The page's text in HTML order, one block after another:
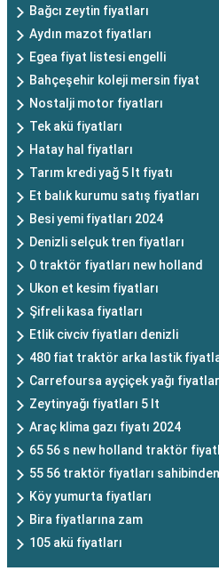
Bağcı zeytin fiyatları
Aydın mazot fiyatları
Egea fiyat listesi engelli
Bahçeşehir koleji mersin fiyat
Nostalji motor fiyatları
Tek akü fiyatları
Hatay hal fiyatları
Tarım kredi yağ 5 lt fiyatı
Et balık kurumu satış fiyatları
Besi yemi fiyatları 2024
Denizli selçuk tren fiyatları
0 traktör fiyatları new holland
Ukon et kesim fiyatları
Şifreli kasa fiyatları
Etlik civciv fiyatları denizli
480 fiat traktör arka lastik
Carrefoursa ayçiçek yağı
Zeytinyağı fiyatları 5 lt
Araç klima gazı fiyatı 2024
65 56 s new holland traktör
55 56 traktör fiyatları sahibinden
Köy yumurta fiyatları
Bira fiyatlarına zam
105 akü fiyatları